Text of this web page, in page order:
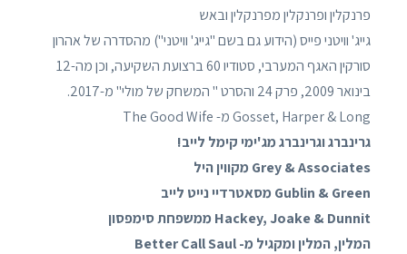
פרנקלין ופרנקלין מפרנקלין ובאש
גייג' וויטני פייס (הידוע גם בשם "גייג' וויטני") מהסדרה של אהרון
סורקין האגף המערבי, סטודיו 60 ברצועת השקיעה, וכן מה-12
בינואר 2009, פרק 24 והסרט " המשחק של מולי" מ-2017.
Gosset, Harper & Long מ- The Good Wife
גרינברג וגרינברג מג'ימי קימל לייב!
Grey & Associates מקווין היל
Gublin & Green מסאטרדיי נייט לייב
Hackey, Joake & Dunnit ממשפחת סימפסון
המלין, המלין ומקגיל מ- Better Call Saul